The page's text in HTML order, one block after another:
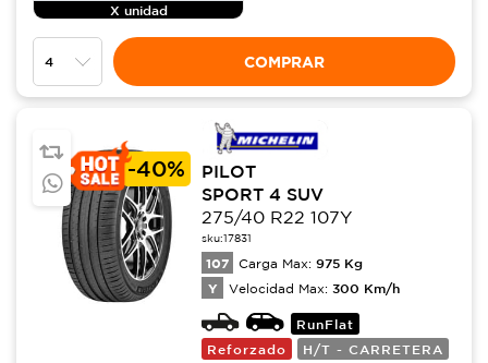
X unidad
COMPRAR
-40%
PILOT
SPORT 4 SUV
275/40 R22 107Y
sku:17831
107 Carga Max: 975 Kg
Y Velocidad Max: 300 Km/h
RunFlat
Reforzado
H/T - CARRETERA